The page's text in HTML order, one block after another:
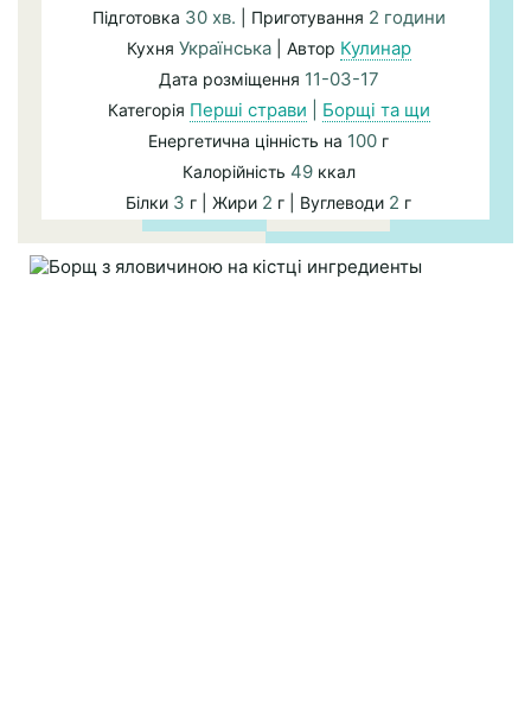
Підготовка 30 хв. | Приготування 2 години
Кухня Українська| Автор Кулинар
Дата розміщення 11-03-17
Категорія Перші страви Борщі та щи
Енергетична цінність на 100 г
Калорійність 49ккал
Білки 3 г | Жири 2 г | Вуглеводи 2 г